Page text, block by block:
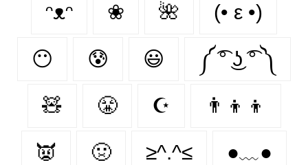
ᵔᴥᵔ ❀ 🌺 (• ε •)
😶 😰 😃 ༼ ͡° ͜ʖ ͡° ༽
🧸 😤 ☪ 👨‍👦‍👦
👿 🤢 ≥^.^≤ ●﹏●